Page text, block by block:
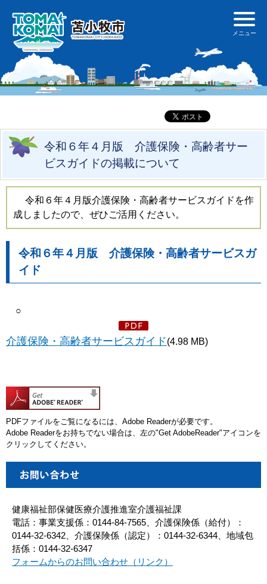
令和６年４月版 介護保険・高齢者サー
ビスガイドの掲載について
令和６年４月版介護保険・高齢者サービスガイドを作
成しましたので、ぜひご活用ください。
令和６年４月版 介護保険・高齢者サービスガ
イド
○
介護保険・高齢者サービスガイド(4.98 MB)
PDFファイルをご覧になるには、Adobe Readerが必要です。
Adobe Readerをお持ちでない場合は、左の"Get AdobeReader"アイコンを
クリックしてください。
健康福祉部保健医療介護推進室介護福祉課
電話：事業支援係：0144-84-7565、介護保険係（給付）：
0144-32-6342、介護保険係（認定）：0144-32-6344、地域包
括係：0144-32-6347
フォームからのお問い合わせ（リンク）